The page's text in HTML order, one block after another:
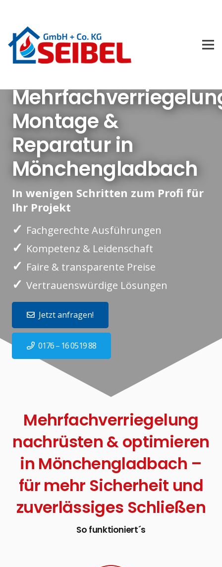
Montage &
Reparatur in
Mönchengladbach
In wenigen Schritten zum Profi für
Ihr Projekt
✓ Fachgerechte Ausführungen
✓ Kompetenz & Leidenschaft
✓ Faire & transparente Preise
✓ Vertrauenswürdige Lösungen
Jetzt anfragen!
0176 – 16 0519 88
Mehrfachverriegelung
nachrüsten & optimieren
in Mönchengladbach –
für mehr Sicherheit und
zuverlässiges Schließen
So funktioniert´s